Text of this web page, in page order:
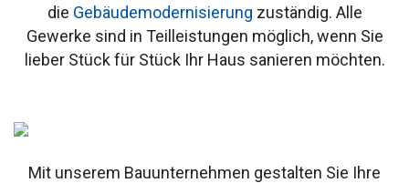
die Gebäudemodernisierung zuständig. Alle
Gewerke sind in Teilleistungen möglich, wenn Sie
lieber Stück für Stück Ihr Haus sanieren möchten.
Mit unserem Bauunternehmen gestalten Sie Ihre